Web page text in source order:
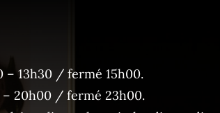
– 13h30 / fermé 15h00.
20h00 / fermé 23h00.